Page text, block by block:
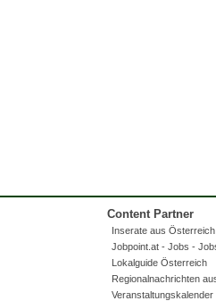
Content Partner
Inserate aus
Jobpoint.at - Jobs -
Lokalguide Österreich
Regionalnachrichten